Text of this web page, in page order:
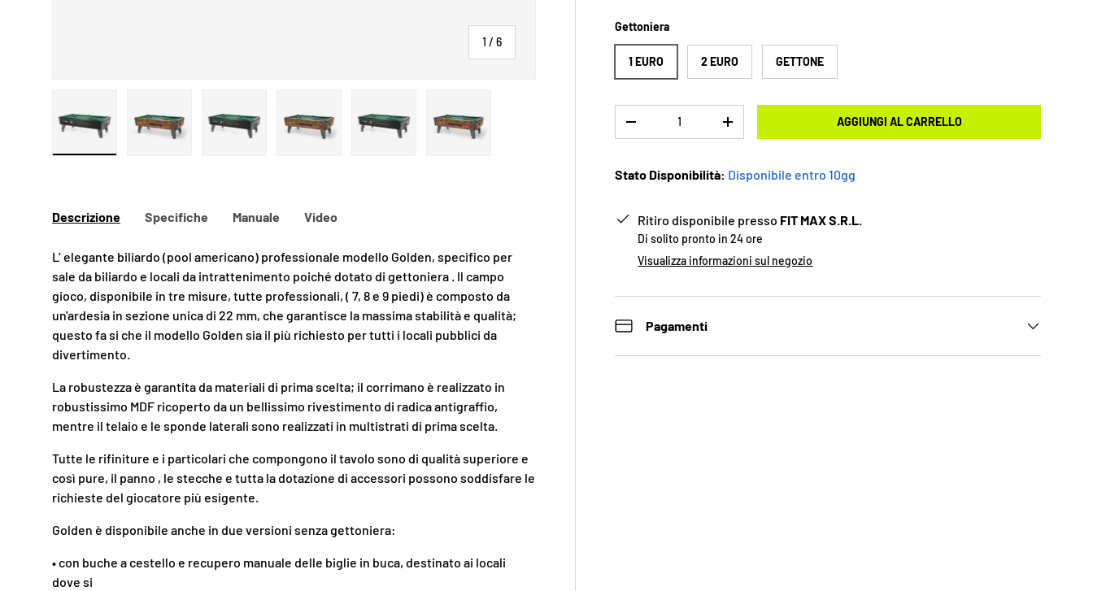
1 /di
6
Gettoniera
1 EURO 2 EURO GETTONE
-
+ AGGIUNGI AL CARRELLO
Stato Disponibilità: Disponibile entro 10gg
Ritiro disponibile presso FIT MAX S.R.L.
Di solito pronto in 24 ore
Visualizza informazioni sul negozio
Pagamenti
Descrizione Specifiche Manuale Video
L’ elegante biliardo (pool americano) professionale modello Golden, specifico per
sale da biliardo e locali da intrattenimento poiché dotato di gettoniera . Il campo
gioco, disponibile in tre misure, tutte professionali, ( 7, 8 e 9 piedi) è composto da
un'ardesia in sezione unica di 22 mm, che garantisce la massima stabilità e qualità;
questo fa si che il modello Golden sia il più richiesto per tutti i locali pubblici da
divertimento.
La robustezza è garantita da materiali di prima scelta; il corrimano è realizzato in
robustissimo MDF ricoperto da un bellissimo rivestimento di radica antigraffio,
mentre il telaio e le sponde laterali sono realizzati in multistrati di prima scelta.
Tutte le rifiniture e i particolari che compongono il tavolo sono di qualità superiore e
così pure, il panno , le stecche e tutta la dotazione di accessori possono soddisfare le
richieste del giocatore più esigente.
Golden è disponibile anche in due versioni senza gettoniera:
• con buche a cestello e recupero manuale delle biglie in buca, destinato ai locali
dove si